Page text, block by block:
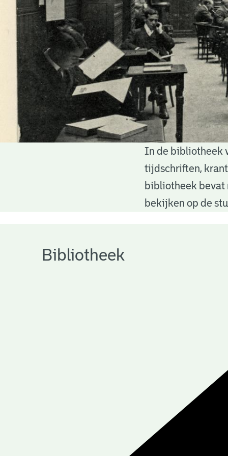
In de bibliotheek
tijdschriften,
bibliotheek bevat
bekijken op de
Bibliotheek